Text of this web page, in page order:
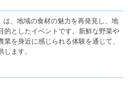
は、地域の食材の魅力を再発見し、地
的としたイベントです。新鮮な野菜や
を身近に感じられる体験を通じて、
ます。